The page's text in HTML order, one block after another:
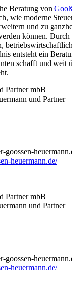
Beratung von
wie moderne
und zu
können.
entsteht ein
schafft und weit
Partner mbB
und Partner
goossen-
heuermann.de/
Partner mbB
und Partner
goossen-
heuermann.de/